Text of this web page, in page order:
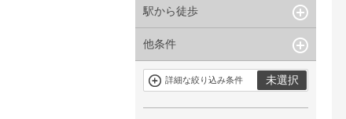
フリーレント付き
指定なし
5年以内
15年以内
駅から徒歩
指定なし
10分以内
15分以内
他条件
駐車場有
当社限定物件
まない
件
詳細な絞り込み条件 未選択